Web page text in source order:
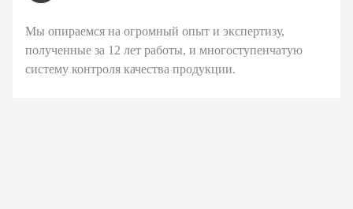
Мы опираемся на огромный опыт и экспертизу,
полученные за 12 лет работы, и многоступенчатую
систему контроля качества продукции.